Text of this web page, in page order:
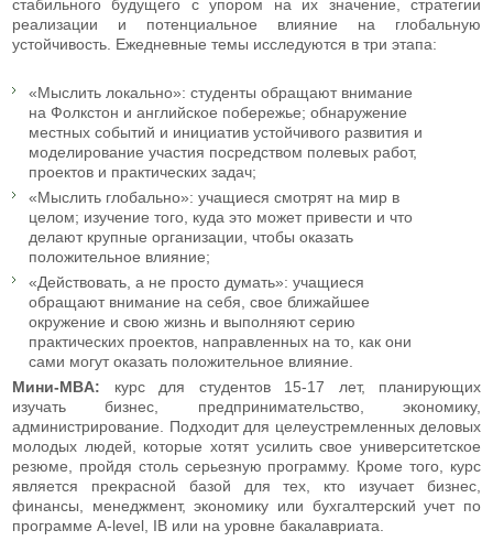
стабильного будущего с упором на их значение, стратегии
реализации и потенциальное влияние на глобальную
устойчивость. Ежедневные темы исследуются в три этапа:
«Мыслить локально»: студенты обращают внимание
на Фолкстон и английское побережье; обнаружение
местных событий и инициатив устойчивого развития и
моделирование участия посредством полевых работ,
проектов и практических задач;
«Мыслить глобально»: учащиеся смотрят на мир в
целом; изучение того, куда это может привести и что
делают крупные организации, чтобы оказать
положительное влияние;
«Действовать, а не просто думать»: учащиеся
обращают внимание на себя, свое ближайшее
окружение и свою жизнь и выполняют серию
практических проектов, направленных на то, как они
сами могут оказать положительное влияние.
Мини-MBA: курс для студентов 15-17 лет, планирующих
изучать бизнес, предпринимательство, экономику,
администрирование. Подходит для целеустремленных деловых
молодых людей, которые хотят усилить свое университетское
резюме, пройдя столь серьезную программу. Кроме того, курс
является прекрасной базой для тех, кто изучает бизнес,
финансы, менеджмент, экономику или бухгалтерский учет по
программе A-level, IB или на уровне бакалавриата.